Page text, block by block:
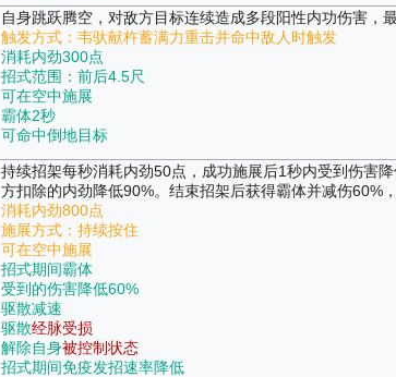
自身跳跃腾空，对敌方目标连续造成多段阳性内功伤害，
触发方式：韦驮献杵蓄满力重击并命中敌人时触发
消耗内劲300点
招式范围：前后4.5尺
可在空中施展
霸体2秒
可命中倒地目标
持续招架每秒消耗内劲50点，成功施展后1秒内受到伤害
方扣除的内劲降低90%。结束招架后获得霸体并减伤60%
消耗内劲800点
施展方式：持续按住
可在空中施展
招式期间霸体
受到的伤害降低60%
驱散减速
驱散经脉受损
解除自身被控制状态
招式期间免疫发招速率降低